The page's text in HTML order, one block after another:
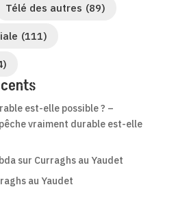
Télé des autres (89)
(111)
est-elle possible ? –
vraiment durable est-elle
sur Curraghs au Yaudet
au Yaudet